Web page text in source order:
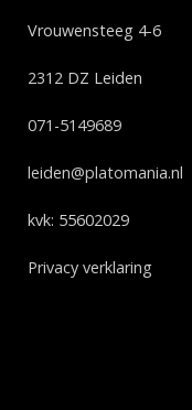
Vrouwensteeg 4-6
2312 DZ Leiden
071-5149689
leiden@platomania.nl
kvk: 55602029
Privacy verklaring